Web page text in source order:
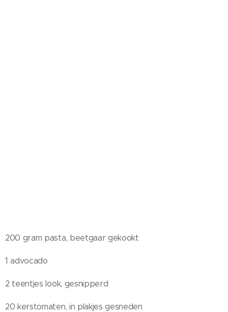
200 gram pasta, beetgaar gekookt
1 advocado
2 teentjes look, gesnipperd
20 kerstomaten, in plakjes gesneden